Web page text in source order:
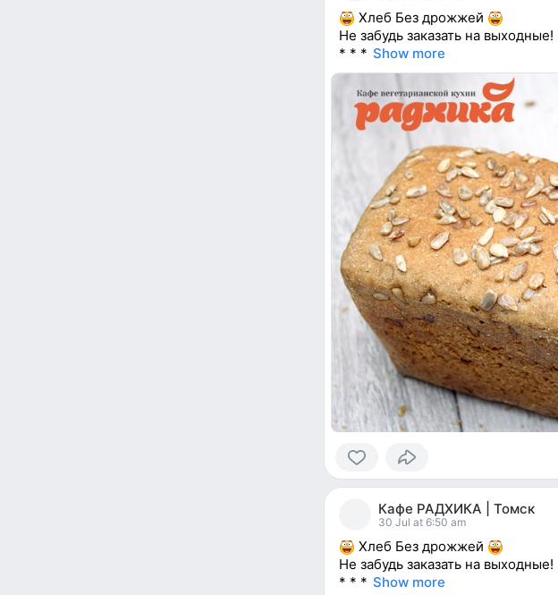
Хлеб Без дрожжей
Не забудь заказать на выходные!
* * * Show more
0
reactedКафе РАДХИКА | Томск
30 Jul at 6:50 am
Хлеб Без дрожжей
Не забудь заказать на выходные!
* * * Show more